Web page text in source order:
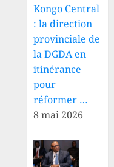
Kongo Central
: la direction
provinciale de
la DGDA en
itinérance
pour
réformer …
8 mai 2026